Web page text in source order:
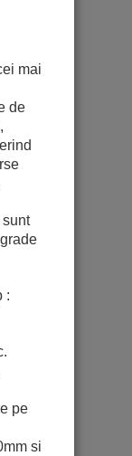
mai
de
:
pe
si